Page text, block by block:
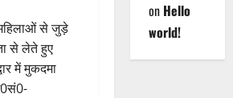
से जुड़े
से लेते हुए
में मुकदमा
on Hello
world!